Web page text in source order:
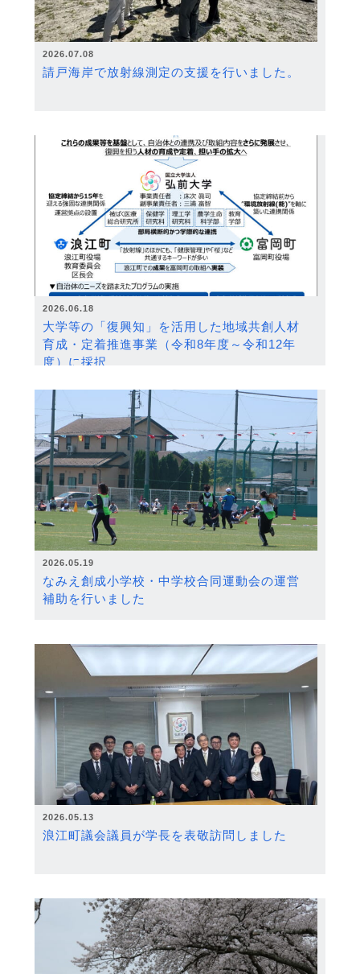
2026.07.08
請戸海岸で放射線測定の支援を行いました。
2026.06.18
大学等の「復興知」を活用した地域共創人材
育成・定着推進事業（令和8年度～令和12年
度）に採択
2026.05.19
なみえ創成小学校・中学校合同運動会の運営
補助を行いました
2026.05.13
浪江町議会議員が学長を表敬訪問しました